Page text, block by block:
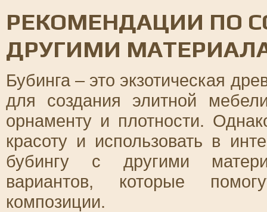
РЕКОМЕНДАЦИИ ПО
ДРУГИМИ
Бубинга – это экзотическая
для создания элитной
орнаменту и плотности.
красоту и использовать в
бубингу с другими
вариантов, которые
композиции.